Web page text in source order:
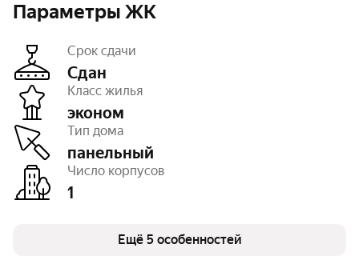
Параметры ЖК
Срок сдачи
Сдан
Класс жилья
эконом
Тип дома
панельный
Число корпусов
1
Этажность
Паркинг, машиноместа
Тип договора
Очереди
Число квартир
106
Ещё 5 особенностей